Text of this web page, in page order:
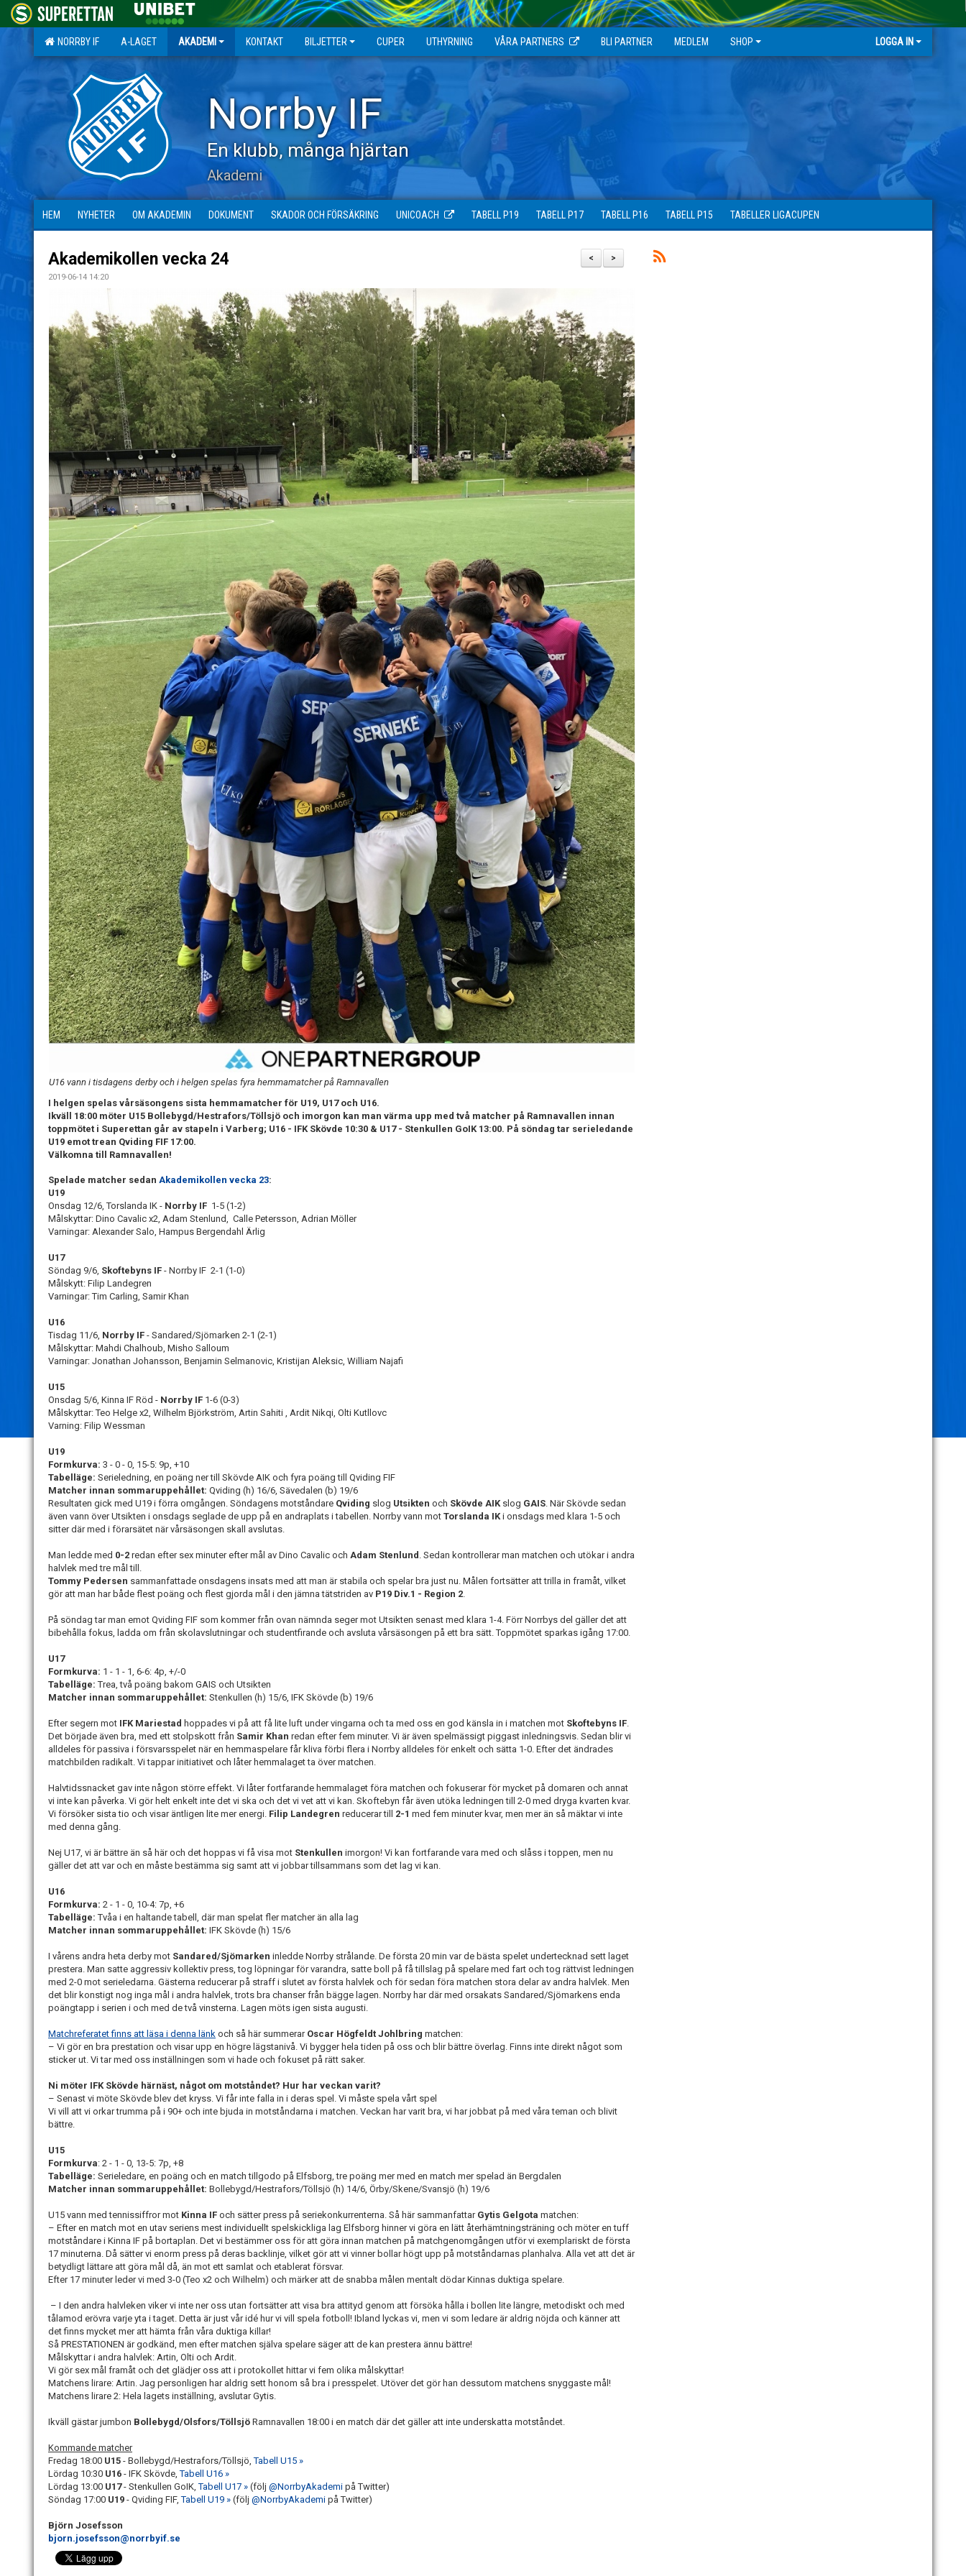
NORRBY IF A-LAGET AKADEMI KONTAKT BILJETTER CUPER UTHYRNING VÅRA PARTNERS BLI PARTNER MEDLEM SHOP LOGGA IN
Norrby IF
En klubb, många hjärtan
Akademi
HEM NYHETER OM AKADEMIN DOKUMENT SKADOR OCH FÖRSÄKRING UNICOACH TABELL P19 TABELL P17 TABELL P16 TABELL P15 TABELLER LIGACUPEN
>
<
Akademikollen vecka 24
2019-06-14 14:20
U16 vann i tisdagens derby och i helgen spelas fyra hemmamatcher på Ramnavallen
I helgen spelas vårsäsongens sista hemmamatcher för U19, U17 och U16.
Ikväll 18:00 möter U15 Bollebygd/Hestrafors/Töllsjö och imorgon kan man värma upp med två matcher på Ramnavallen innan
toppmötet i Superettan går av stapeln i Varberg; U16 - IFK Skövde 10:30 & U17 - Stenkullen GoIK 13:00. På söndag tar serieledande
U19 emot trean Qviding FIF 17:00.
Välkomna till Ramnavallen!
Spelade matcher sedan Akademikollen vecka 23:
U19
Onsdag 12/6, Torslanda IK - Norrby IF 1-5 (1-2)
Målskyttar: Dino Cavalic x2, Adam Stenlund, Calle Petersson, Adrian Möller
Varningar: Alexander Salo, Hampus Bergendahl Ärlig
U17
Söndag 9/6, Skoftebyns IF - Norrby IF 2-1 (1-0)
Målskytt: Filip Landegren
Varningar: Tim Carling, Samir Khan
U16
Tisdag 11/6, Norrby IF - Sandared/Sjömarken 2-1 (2-1)
Målskyttar: Mahdi Chalhoub, Misho Salloum
Varningar: Jonathan Johansson, Benjamin Selmanovic, Kristijan Aleksic, William Najafi
U15
Onsdag 5/6, Kinna IF Röd - Norrby IF 1-6 (0-3)
Målskyttar: Teo Helge x2, Wilhelm Björkström, Artin Sahiti , Ardit Nikqi, Olti Kutllovc
Varning: Filip Wessman
U19
Formkurva: 3 - 0 - 0, 15-5: 9p, +10
Tabelläge: Serieledning, en poäng ner till Skövde AIK och fyra poäng till Qviding FIF
Matcher innan sommaruppehållet: Qviding (h) 16/6, Sävedalen (b) 19/6
Resultaten gick med U19 i förra omgången. Söndagens motståndare Qviding slog Utsikten och Skövde AIK slog GAIS . När Skövde sedan
även vann över Utsikten i onsdags seglade de upp på en andraplats i tabellen. Norrby vann mot Torslanda IK i onsdags med klara 1-5 och
sitter där med i förarsätet när vårsäsongen skall avslutas.
Man ledde med 0-2 redan efter sex minuter efter mål av Dino Cavalic och Adam Stenlund . Sedan kontrollerar man matchen och utökar i andra
halvlek med tre mål till.
Tommy Pedersen sammanfattade onsdagens insats med att man är stabila och spelar bra just nu. Målen fortsätter att trilla in framåt, vilket
gör att man har både flest poäng och flest gjorda mål i den jämna tätstriden av P19 Div.1 - Region 2
På söndag tar man emot Qviding FIF som kommer från ovan nämnda seger mot Utsikten senast med klara 1-4. Förr Norrbys del gäller det att
bibehålla fokus, ladda om från skolavslutningar och studentfirande och avsluta vårsäsongen på ett bra sätt. Toppmötet sparkas igång 17:00.
U17
Formkurva: 1 - 1 - 1, 6-6: 4p, +/-0
Tabelläge:Trea, två poäng bakom GAIS och Utsikten
Matcher innan sommaruppehållet: Stenkullen (h) 15/6, IFK Skövde (b) 19/6
Efter segern mot IFK Mariestad hoppades vi på att få lite luft under vingarna och ta med oss en god känsla in i matchen mot Skoftebyns IF
Det började även bra, med ett stolpskott från Samir Khan redan efter fem minuter. Vi är även spelmässigt piggast inledningsvis. Sedan blir vi
alldeles för passiva i försvarsspelet när en hemmaspelare får kliva förbi flera i Norrby alldeles för enkelt och sätta 1-0. Efter det ändrades
matchbilden radikalt. Vi tappar initiativet och låter hemmalaget ta över matchen.
Halvtidssnacket gav inte någon större effekt. Vi låter fortfarande hemmalaget föra matchen och fokuserar för mycket på domaren och annat
vi inte kan påverka. Vi gör helt enkelt inte det vi ska och det vi vet att vi kan. Skoftebyn får även utöka ledningen till 2-0 med dryga kvarten kvar.
Vi försöker sista tio och visar äntligen lite mer energi. Filip Landegren reducerar till 2-1 med fem minuter kvar, men mer än så mäktar vi inte
med denna gång.
Nej U17, vi är bättre än så här och det hoppas vi få visa mot Stenkullen imorgon! Vi kan fortfarande vara med och slåss i toppen, men nu
gäller det att var och en måste bestämma sig samt att vi jobbar tillsammans som det lag vi kan.
U16
Formkurva: 2 - 1 - 0, 10-4: 7p, +6
Tabelläge:Tvåa i en haltande tabell, där man spelat fler matcher än alla lag
Matcher innan sommaruppehållet: IFK Skövde (h) 15/6
I vårens andra heta derby mot Sandared/Sjömarken inledde Norrby strålande. De första 20 min var de bästa spelet undertecknad sett laget
prestera. Man satte aggressiv kollektiv press, tog löpningar för varandra, satte boll på få tillslag på spelare med fart och tog rättvist ledningen
med 2-0 mot serieledarna. Gästerna reducerar på straff i slutet av första halvlek och för sedan föra matchen stora delar av andra halvlek. Men
det blir konstigt nog inga mål i andra halvlek, trots bra chanser från bägge lagen. Norrby har där med orsakats Sandared/Sjömarkens enda
poängtapp i serien i och med de två vinsterna. Lagen möts igen sista augusti.
Matchreferatet finns att läsa i denna länk och så här summerar Oscar Högfeldt Johlbring matchen:
– Vi gör en bra prestation och visar upp en högre lägstanivå. Vi bygger hela tiden på oss och blir bättre överlag. Finns inte direkt något som
sticker ut. Vi tar med oss inställningen som vi hade och fokuset på rätt saker.
Ni möter IFK Skövde härnäst, något om motståndet? Hur har veckan varit?
– Senast vi möte Skövde blev det kryss. Vi får inte falla in i deras spel. Vi måste spela vårt spel
Vi vill att vi orkar trumma på i 90+ och inte bjuda in motståndarna i matchen. Veckan har varit bra, vi har jobbat på med våra teman och blivit
bättre.
U15
Formkurva: 2 - 1 - 0, 13-5: 7p, +8
Tabelläge: Serieledare, en poäng och en match tillgodo på Elfsborg, tre poäng mer med en match mer spelad än Bergdalen
Matcher innan sommaruppehållet: Bollebygd/Hestrafors/Töllsjö (h) 14/6, Örby/Skene/Svansjö (h) 19/6
U15 vann med tennissiffror mot Kinna IF och sätter press på seriekonkurrenterna. Så här sammanfattar Gytis Gelgota matchen:
– Efter en match mot en utav seriens mest individuellt spelskickliga lag Elfsborg hinner vi göra en lätt återhämtningsträning och möter en tuff
motståndare i Kinna IF på bortaplan. Det vi bestämmer oss för att göra innan matchen på matchgenomgången utför vi exemplariskt de första
17 minuterna. Då sätter vi enorm press på deras backlinje, vilket gör att vi vinner bollar högt upp på motståndarnas planhalva. Alla vet att det är
betydligt lättare att göra mål då, än mot ett samlat och etablerat försvar.
Efter 17 minuter leder vi med 3-0 (Teo x2 och Wilhelm) och märker att de snabba målen mentalt dödar Kinnas duktiga spelare.
– I den andra halvleken viker vi inte ner oss utan fortsätter att visa bra attityd genom att försöka hålla i bollen lite längre, metodiskt och med
tålamod erövra varje yta i taget. Detta är just vår idé hur vi vill spela fotboll! Ibland lyckas vi, men vi som ledare är aldrig nöjda och känner att
det finns mycket mer att hämta från våra duktiga killar!
Så PRESTATIONEN är godkänd, men efter matchen själva spelare säger att de kan prestera ännu bättre!
Målskyttar i andra halvlek: Artin, Olti och Ardit.
Vi gör sex mål framåt och det glädjer oss att i protokollet hittar vi fem olika målskyttar!
Matchens lirare: Artin. Jag personligen har aldrig sett honom så bra i presspelet. Utöver det gör han dessutom matchens snyggaste mål!
Matchens lirare 2: Hela lagets inställning, avslutar Gytis.
Ikväll gästar jumbon Bollebygd/Olsfors/Töllsjö Ramnavallen 18:00 i en match där det gäller att inte underskatta motståndet.
Kommande matcher
Fredag 18:00 U15 - Bollebygd/Hestrafors/Töllsjö,Tabell U15 »
Lördag 10:30 U16 - IFK Skövde,Tabell U16 »
Lördag 13:00 U17- Stenkullen GoIK,Tabell U17 » (följ @NorrbyAkademi på Twitter)
Söndag 17:00 U19 - Qviding FIF, Tabell U19 » (följ @NorrbyAkademi på Twitter)
Björn Josefsson
bjorn.josefsson@norrbyif.se